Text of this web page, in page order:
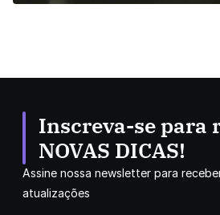
Inscreva-se para
NOVAS DICAS!
Assine nossa newsletter para
atualizações